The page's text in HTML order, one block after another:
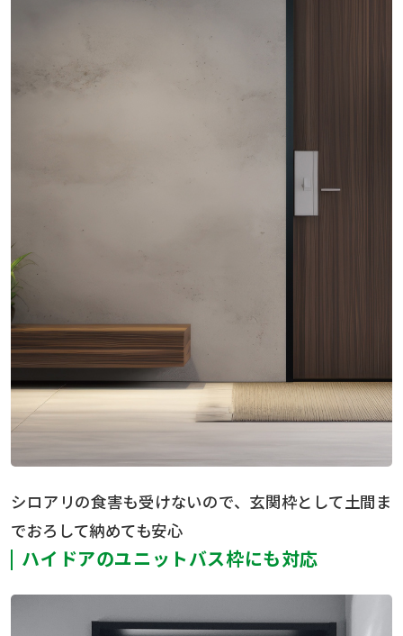
シロアリの食害も受けないので、玄関枠として土間ま
でおろして納めても安心
ハイドアのユニットバス枠にも対応